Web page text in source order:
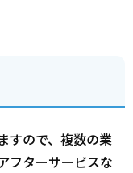
すので、複数の業
フターサービスな